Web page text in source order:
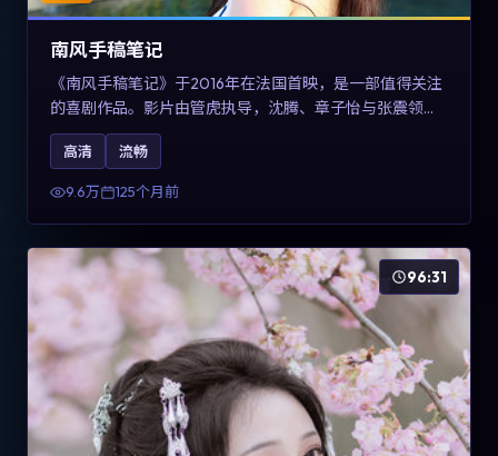
南风手稿笔记
《南风手稿笔记》于2016年在法国首映，是一部值得关注
的喜剧作品。影片由管虎执导，沈腾、章子怡与张震领衔
出演。剧情通过回忆与现实交错呈现记忆的可塑性，整体
完成度高，适合希望了解法国喜剧类型创作的观众在线观
高清 流畅
9.6万 125个月前
96:31